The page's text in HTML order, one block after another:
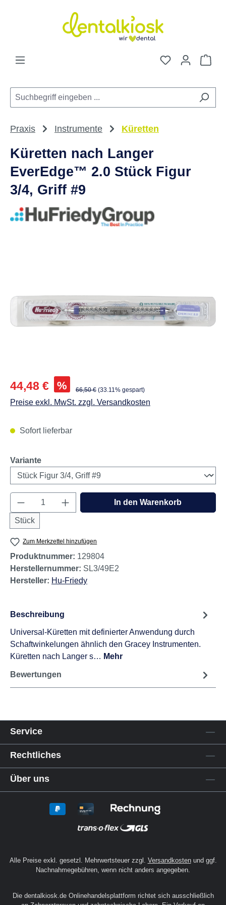
Zum Hauptinhalt springen
Du hast 0
Praxis Instrumente Küretten
Küretten nach Langer
EverEdge™ 2.0 Stück Figur
3/4, Griff #9
Abbildungen können vom Original abweichen.
Verkaufspreis:
44,48 € % Regulärer Preis:
66,50 € (33.11% gespart)
Preise exkl. MwSt. zzgl. Versandkosten
Sofort lieferbar
Varianteauswählen
Produkt Anzahl: Gib den gewünschten
Stück
In den Warenkorb
Zum Merkzettel hinzufügen
Produktnummer: 129804
Herstellernummer: SL3/49E2
Hersteller: Hu-Friedy
Beschreibung
Universal-Küretten mit definierter Anwendung durch
Schaftwinkelungen ähnlich den Gracey Instrumenten.
Küretten nach Langer s… Mehr
Bewertungen
Service
Rechtliches
Über uns
Alle Preise exkl. gesetzl. Mehrwertsteuer zzgl. Versandkostenund ggf.
Nachnahmegebühren, wenn nicht anders angegeben.
Die dentalkiosk.de Onlinehandelsplattform richtet sich ausschließlich